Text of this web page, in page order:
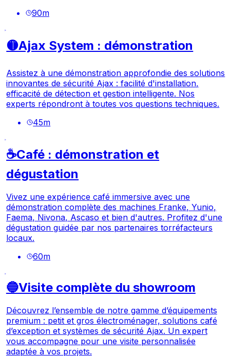
90m
🟡Ajax System : démonstration
Assistez à une démonstration approfondie des solutions
innovantes de sécurité Ajax : facilité d'installation,
efficacité de détection et gestion intelligente. Nos
experts répondront à toutes vos questions techniques.
45m
☕Café : démonstration et
dégustation
Vivez une expérience café immersive avec une
démonstration complète des machines Franke, Yunio,
Faema, Nivona, Ascaso et bien d'autres. Profitez d'une
dégustation guidée par nos partenaires torréfacteurs
locaux.
60m
🔵Visite complète du showroom
Découvrez l’ensemble de notre gamme d’équipements
premium : petit et gros électroménager, solutions café
d’exception et systèmes de sécurité Ajax. Un expert
vous accompagne pour une visite personnalisée
adaptée à vos projets.